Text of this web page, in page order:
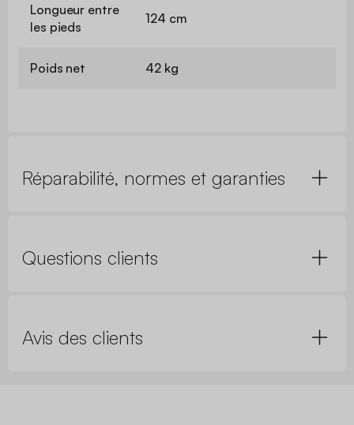
Longueur entre
les pieds
124 cm
Poids net 42 kg
Réparabilité, normes et garanties
Questions clients
Avis des clients